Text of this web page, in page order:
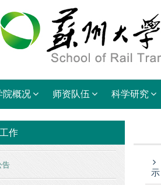
院概况 师资队伍 科学研究
作
告
示